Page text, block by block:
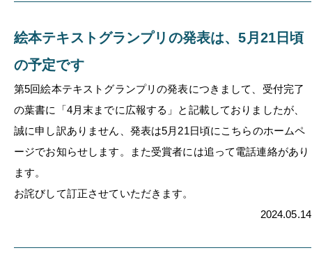
絵本テキストグランプリの発表は、5月21日頃
の予定です
第5回絵本テキストグランプリの発表につきまして、受付完了
の葉書に「4月末までに広報する」と記載しておりましたが、
誠に申し訳ありません、発表は5月21日頃にこちらのホームペ
ージでお知らせします。また受賞者には追って電話連絡があり
ます。
お詫びして訂正させていただきます。
2024.05.14